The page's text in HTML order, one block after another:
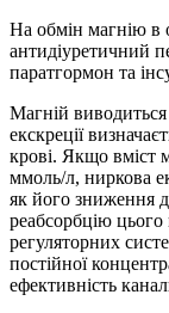
На обмін магнію в
антидіуретичний
паратгормон та
Магній виводиться
екскреції
крові. Якщо вміст
ммоль/л, ниркова
як його зниження
реабсорбцію
регуляторних
постійної
ефективність